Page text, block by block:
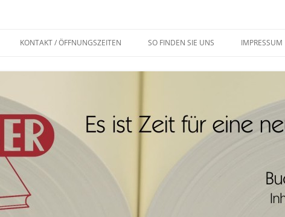
KONTAKT / ÖFFNUNGSZEITEN SO FINDEN SIE UNS IMPRESSUM